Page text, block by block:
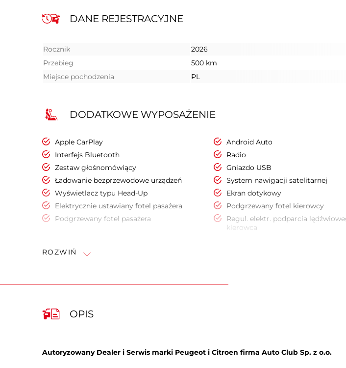
DANE REJESTRACYJNE
Rocznik
2026
Przebieg
500 km
Miejsce pochodzenia
PL
DODATKOWE WYPOSAŻENIE
Apple CarPlay
Android Auto
Interfejs Bluetooth
Radio
Zestaw głośnomówiący
Gniazdo USB
Ładowanie bezprzewodowe urządzeń
System nawigacji satelitarnej
Wyświetlacz typu Head-Up
Ekran dotykowy
Elektrycznie ustawiany fotel pasażera
Podgrzewany fotel kierowcy
Podgrzewany fotel pasażera
Regul. elektr. podparcia
kierowca
pasażer
Podłokietniki - tył
Kierownica skórzana
Kierownica ogrzewana
Elektryczne szyby tylne
Przyciemniane tylne szyby
ROZWIŃ
OPIS
Autoryzowany Dealer i Serwis marki Peugeot i Citroen firma Auto Club Sp. z o.o.